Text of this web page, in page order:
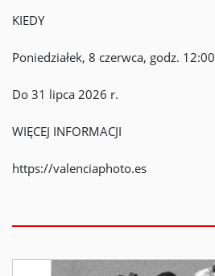
KIEDY
Poniedziałek, 8 czerwca, godz. 12:00
Do 31 lipca 2026 r.
WIĘCEJ INFORMACJI
https://valenciaphoto.es